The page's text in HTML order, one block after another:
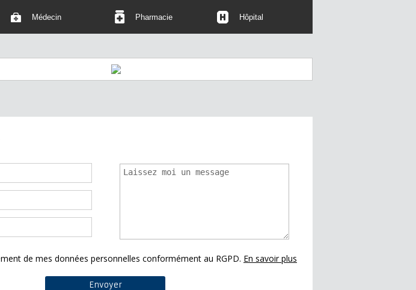
Médecin Pharmacie Hôpital
de mes données personnelles conformément au RGPD. En savoir plus